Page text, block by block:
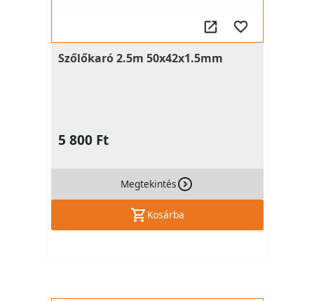
Szőlőkaró 2.5m 50x42x1.5mm
5 800 Ft
Megtekintés
Kosárba